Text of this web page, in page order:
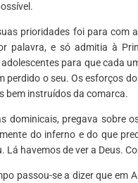
prioridades foi para com
palavra, e só admitia à
adolescentes para que cada
perdido o seu. Os esforços
bem instruídos da comarca.
dominicais, pregava sobre
do inferno e do que
Lá havemos de ver a Deus.
passou-se a dizer que em